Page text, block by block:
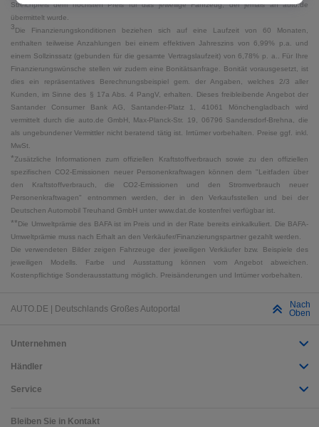
Streichpreis dem höchsten Preis für das jeweilige Fahrzeug, der jemals an auto.de
übermittelt wurde.
3Die Finanzierungskonditionen beziehen sich auf eine Laufzeit von 60 Monaten,
enthalten teilweise Anzahlungen bei einem effektiven Jahreszins von 6,99% p.a. und
einem Sollzinssatz (gebunden für die gesamte Vertragslaufzeit) von 6,78% p. a.. Für Ihre
Finanzierungswünsche stellen wir zudem eine Bonitätsanfrage. Bonität vorausgesetzt, ist
dies ein repräsentatives Berechnungsbeispiel gem. der Angaben, welches 2/3 aller
Kunden, im Sinne des § 17a Abs. 4 PangV, erhalten. Dieses freibleibende Angebot der
Santander Consumer Bank AG, Santander-Platz 1, 41061 Mönchengladbach wird
vermittelt durch die auto.de GmbH, Max-Planck-Str. 19, 06796 Sandersdorf-Brehna, die
als ungebundener Vermittler nicht beratend tätig ist. Irrtümer vorbehalten. Preise ggf. inkl.
MwSt.
*Zusätzliche Informationen zum offiziellen Kraftstoffverbrauch sowie zu den offiziellen
spezifischen CO2-Emissionen neuer Personenkraftwagen können dem "Leitfaden über
den Kraftstoffverbrauch, die CO2-Emissionen und den Stromverbrauch neuer
Personenkraftwagen" entnommen werden, der in den Verkaufsstellen und bei der
Deutschen Automobil Treuhand GmbH unter www.dat.de kostenfrei verfügbar ist.
**Die Umweltprämie des BAFA ist im Preis und in der Rate bereits einkalkuliert. Die BAFA-
Umweltprämie muss nach Erhalt an den Verkäufer/Finanzierungspartner gezahlt werden.
Die verwendeten Bilder zeigen Fahrzeuge der jeweiligen Verkäufer bzw. Beispiele des
jeweiligen Modells. Farbe und Ausstattung können vom Angebot abweichen.
Kostenpflichtige Sonderausstattung möglich. Preisänderungen und Irrtümer vorbehalten.
AUTO.DE | Deutschlands Großes Autoportal
Nach
Oben
Unternehmen
Händler
Service
Bleiben Sie in Kontakt